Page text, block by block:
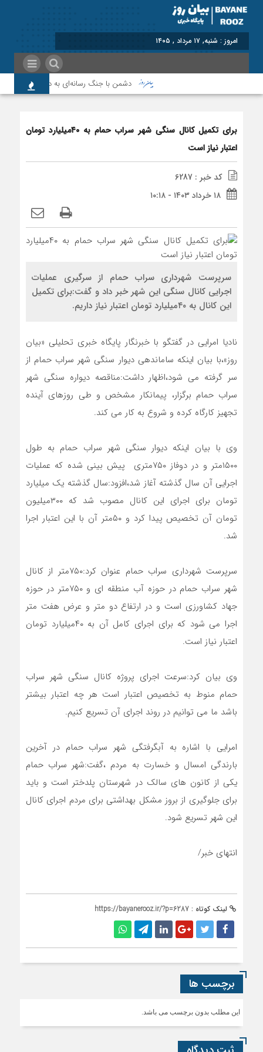
برابر
دشمن با جنگ رسانه‌ای به دنبال نابودی
برای تکمیل کانال سنگی شهر سراب حمام به ۴۰میلیارد تومان
اعتبار نیاز است
کد خبر : 6287
۱۸ خرداد ۱۴۰۳ - ۱۰:۱۸
سرپرست شهرداری سراب حمام از سرگیری عملیات
اجرایی کانال سنگی این شهر خبر داد و گفت:برای تکمیل
این کانال به ۴۰میلیارد تومان اعتبار نیاز داریم.
نادیا امرایی در گفتگو با خبرنگار پایگاه خبری تحلیلی «بیان
روز»،با بیان اینکه ساماندهی دیوار سنگی شهر سراب حمام از
سر گرفته می شود،اظهار داشت:مناقصه دیواره سنگی شهر
سراب حمام برگزار، پیمانکار مشخص و طی روزهای آینده
تجهیز کارگاه کرده و شروع به کار می کند.
وی با بیان اینکه دیوار سنگی شهر سراب حمام به طول
۱۵۰۰متر و در دوفاز ۷۵۰متری پیش بینی شده که عملیات
اجرایی آن سال گذشته آغاز شد،افزود:سال گذشته یک میلیارد
تومان برای اجرای این کانال مصوب شد که ۳۰۰میلیون
تومان آن تخصیص پیدا کرد و ۵۰متر آن با این اعتبار اجرا
شد.
سرپرست شهرداری سراب حمام عنوان کرد:۷۵۰متر از کانال
شهر سراب حمام در حوزه آب منطقه ای و ۷۵۰متر در حوزه
جهاد کشاورزی است و در ارتفاع دو متر و عرض هفت متر
اجرا می شود که برای اجرای کامل آن به ۴۰میلیارد تومان
اعتبار نیاز است.
وی بیان کرد:سرعت اجرای پروژه کانال سنگی شهر سراب
حمام منوط به تخصیص اعتبار است هر چه اعتبار بیشتر
باشد ما می توانیم در روند اجرای آن تسریع کنیم.
امرایی با اشاره به آبگرفتگی شهر سراب حمام در آخرین
بارندگی امسال و خسارت به مردم ،گفت:شهر سراب حمام
یکی از کانون های سالک در شهرستان پلدختر است و باید
برای جلوگیری از بروز مشکل بهداشتی برای مردم اجرای کانال
این شهر تسریع شود.
انتهای خبر/
لینک کوتاه : https://bayanerooz.ir/?p=6287
برچسب ها
این مطلب بدون برچسب می باشد.